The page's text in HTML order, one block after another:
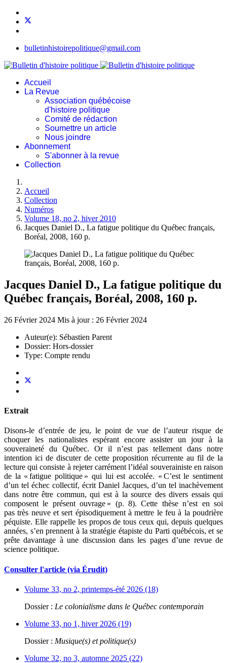
bulletinhistoirepolitique@gmail.com
Accueil
La Revue
Association québécoise
d'histoire politique
Comité de rédaction
Soumettre un article
Nous joindre
Abonnement
S'abonner à la revue
Collection
Accueil
Collection
Numéros
Volume 18, no 2, hiver 2010
Jacques Daniel D., La fatigue politique du Québec français,
Boréal, 2008, 160 p.
Jacques Daniel D., La fatigue politique du
Québec français, Boréal, 2008, 160 p.
26 Février 2024 Mis à jour : 26 Février 2024
Auteur(e): Sébastien Parent
Dossier: Hors-dossier
Type: Compte rendu
Extrait
Disons-le d’entrée de jeu, le point de vue de l’auteur risque de
choquer les nationalistes espérant encore assister un jour à la
souveraineté du Québec. Or il n’est pas tellement dans notre
intention ici de discuter de cette proposition récurrente au fil de la
lecture qui consiste à rejeter carrément l’idéal souverainiste en raison
de la « fatigue politique » qui lui est accolée. « C’est le sentiment
d’un tel échec collectif, écrit Daniel Jacques, d’un tel inachèvement
dans notre être commun, qui est à la source des divers essais qui
composent le présent ouvrage » (p. 8). Cette thèse n’est en soi
pas très neuve et sert épisodiquement à mettre le feu à la poudrière
péquiste. Elle rappelle les propos de tous ceux qui, depuis quelques
années, s’en prennent à la stratégie étapiste du Parti québécois, et se
prête davantage à une discussion dans les pages d’une revue de
science politique.
Consulter l'article (via Érudit)
Volume 33, no 2, printemps-été 2026 (18)
Dossier : Le colonialisme dans le Québec contemporain
Volume 33, no 1, hiver 2026 (19)
Dossier : Musique(s) et politique(s)
Volume 32, no 3, automne 2025 (22)